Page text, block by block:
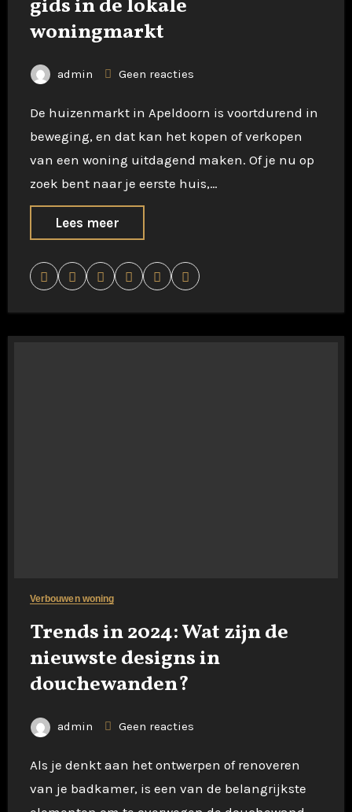
gids in de lokale
woningmarkt
admin Geen reacties
De huizenmarkt in Apeldoorn is voortdurend in
beweging, en dat kan het kopen of verkopen
van een woning uitdagend maken. Of je nu op
zoek bent naar je eerste huis,…
Lees meer
Verbouwen woning
Trends in 2024: Wat zijn de
nieuwste designs in
douchewanden?
admin Geen reacties
Als je denkt aan het ontwerpen of renoveren
van je badkamer, is een van de belangrijkste